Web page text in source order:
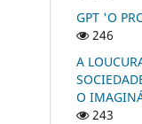
GPT 'O
246
A
O
243